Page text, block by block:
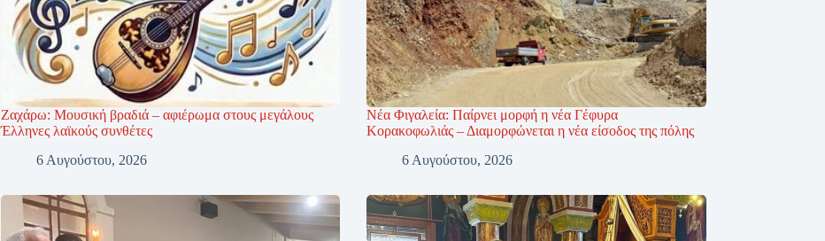
Ζαχάρω: Μουσική βραδιά – αφιέρωμα στους μεγάλους
Έλληνες λαϊκούς συνθέτες
6 Αυγούστου, 2026
Νέα Φιγαλεία: Παίρνει μορφή η νέα Γέφυρα
Κορακοφωλιάς – Διαμορφώνεται η νέα είσοδος της πόλης
6 Αυγούστου, 2026